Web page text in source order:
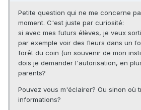
Petite question qui ne me concerne
moment. C'est juste par curiosité:
si avec mes futurs élèves, je veux
par exemple voir des fleurs dans un
forêt du coin (un souvenir de mon
dois je demander l'autorisation, en
parents?
Pouvez vous m'éclairer? Ou sinon où
informations?